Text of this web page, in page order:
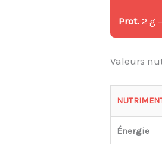
Prot. 2 g
Valeurs
Énergie